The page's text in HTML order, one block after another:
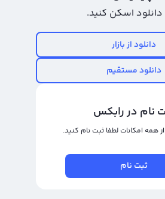
برخوردار است که سود خوبی به
آن به حداقل رسیده است و انتظار می‌رود قیمت
سود خوبی را به دست آورید.
می‌توانید از صرافی ارز دیجیتال رالبکس استفاده
بالا و به قیمت جهانی سوخواتی نتورک خود را
تبدیل سریع استفاده کنید. همچنین در پنل
بیشتری را در معاملات خود تجربه
دانلود اسکن کنید.
دانلود از بازار
دانلود مستقیم
نام در رابکس
همه امکانات لطفا ثبت نام کنید.
ثبت نام